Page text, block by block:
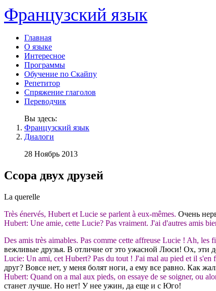
Французский язык
Главная
О языке
Интересное
Программы
Обучение по Скайпу
Репетитор
Спряжение глаголов
Переводчик
Вы здесь:
Французский язык
Диалоги
28 Ноябрь 2013
Ссора двух друзей
La querelle
Très énervés, Hubert et Lucie se parlent à eux-mêmes. Очень
Hubert: Une amie, cette Lucie? Pas vraiment. J'ai d'autres amis
Des amis très aimables. Pas comme cette affreuse Lucie ! Ah, les
вежливые друзья. В отличие от это ужасной Люси! Ох, эти
Lucie: Un ami, cet Hubert? Pas du tout ! J'ai mal au pied et il
друг? Вовсе нет, у меня болят ноги, а ему все равно. Как
Hubert: Quand on a mal aux pieds, on essaye de se soigner, ou
станет лучше. Но нет! У нее ужин, да еще и с Юго!